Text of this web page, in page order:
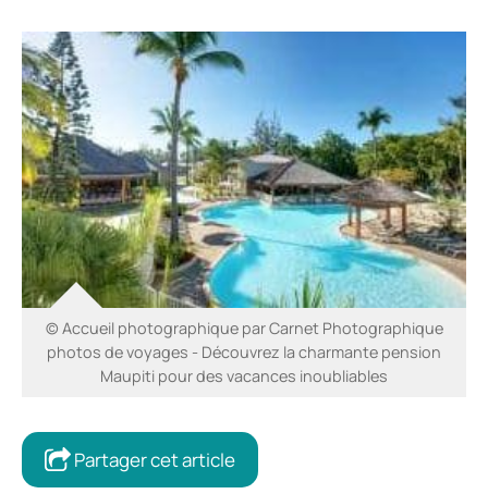
© Accueil photographique par Carnet Photographique
photos de voyages - Découvrez la charmante pension
Maupiti pour des vacances inoubliables
Partager cet article